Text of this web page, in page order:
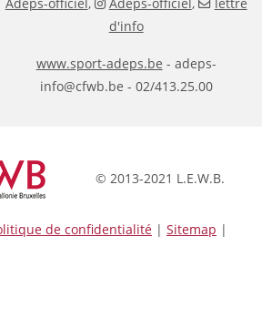
d'info
www.sport-adeps.be - adeps-
info@cfwb.be - 02/413.25.00
© 2013-2021 L.E.W.B.
de confidentialité | Sitemap |